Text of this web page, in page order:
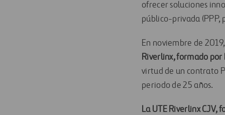
ofrecer soluciones
público-privada (PPP,
En noviembre de 2019,
Riverlinx, formado por
virtud de un contrato
periodo de 25 años.
La UTE Riverlinx CJV,